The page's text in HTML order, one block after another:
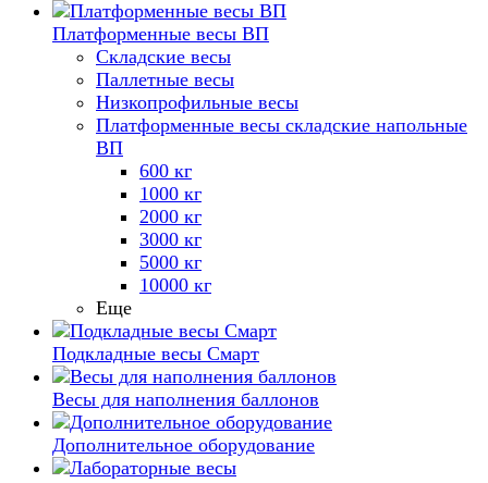
Платформенные весы ВП
Складские весы
Паллетные весы
Низкопрофильные весы
Платформенные весы складские напольные
ВП
600 кг
1000 кг
2000 кг
3000 кг
5000 кг
10000 кг
Еще
Подкладные весы Смарт
Весы для наполнения баллонов
Дополнительное оборудование